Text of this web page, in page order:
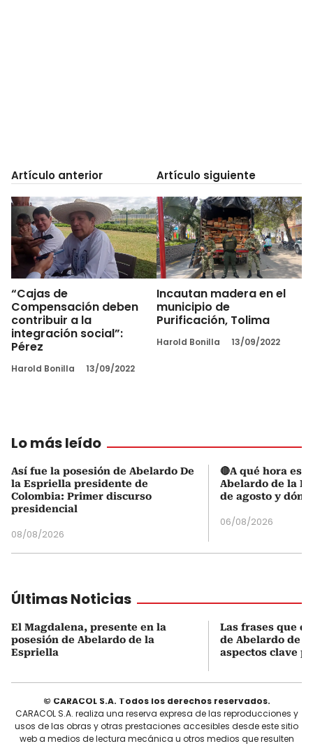
Artículo anterior
“Cajas de
Compensación deben
contribuir a la
integración social”:
Pérez
Harold Bonilla 13/09/2022
Artículo siguiente
Incautan madera en el
municipio de
Purificación, Tolima
Harold Bonilla 13/09/2022
Lo más leído
Así fue la posesión de Abelardo De
la Espriella presidente de
Colombia: Primer discurso
presidencial
08/08/2026
🔴A qué hora es
Abelardo de la
de agosto y
06/08/2026
Últimas Noticias
El Magdalena, presente en la
posesión de Abelardo de la
Espriella
Las frases que
de Abelardo de
aspectos clave
© CARACOL S.A. Todos los derechos reservados.
CARACOL S.A. realiza una reserva expresa de las reproducciones y
usos de las obras y otras prestaciones accesibles desde este sitio
web a medios de lectura mecánica u otros medios que resulten